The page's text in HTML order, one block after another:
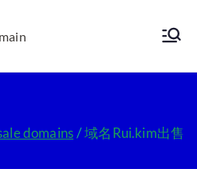
domains 域名Rui.kim出售